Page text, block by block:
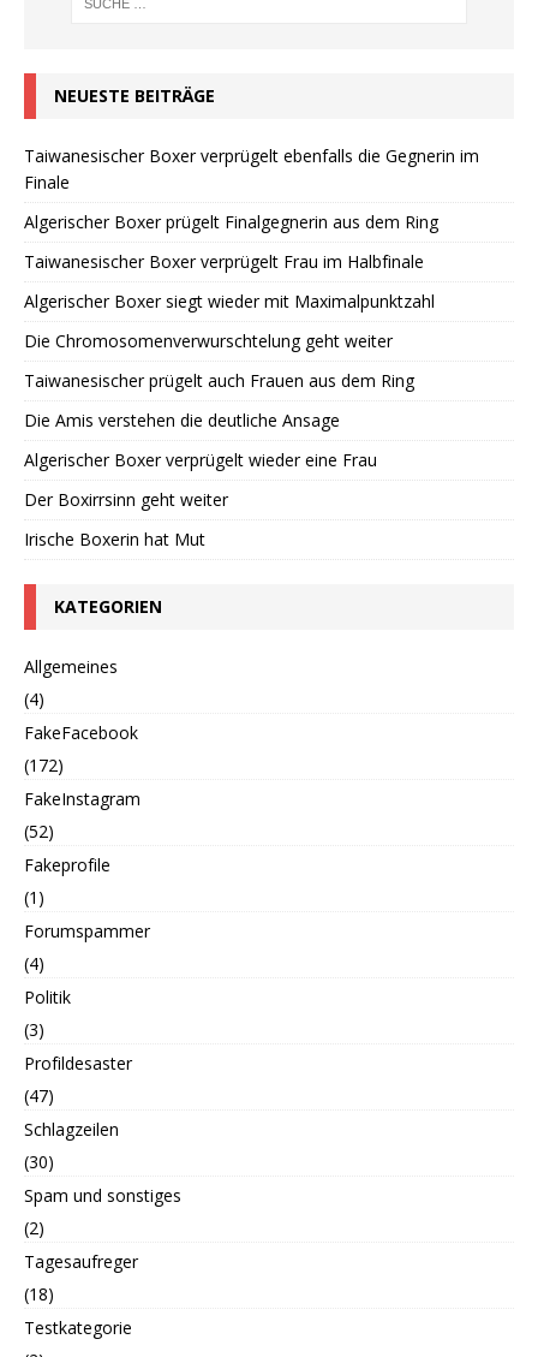
NEUESTE BEITRÄGE
Taiwanesischer Boxer verprügelt ebenfalls die Gegnerin im
Finale
Algerischer Boxer prügelt Finalgegnerin aus dem Ring
Taiwanesischer Boxer verprügelt Frau im Halbfinale
Algerischer Boxer siegt wieder mit Maximalpunktzahl
Die Chromosomenverwurschtelung geht weiter
Taiwanesischer prügelt auch Frauen aus dem Ring
Die Amis verstehen die deutliche Ansage
Algerischer Boxer verprügelt wieder eine Frau
Der Boxirrsinn geht weiter
Irische Boxerin hat Mut
KATEGORIEN
Allgemeines
(4)
FakeFacebook
(172)
FakeInstagram
(52)
Fakeprofile
(1)
Forumspammer
(4)
Politik
(3)
Profildesaster
(47)
Schlagzeilen
(30)
Spam und sonstiges
(2)
Tagesaufreger
(18)
Testkategorie